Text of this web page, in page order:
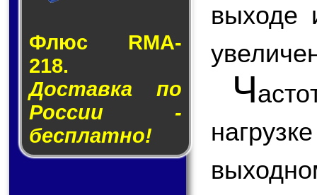
Флюс RMA-
218.
Доставка по
России -
бесплатно!
выходе
Ч